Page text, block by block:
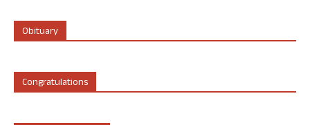
Obituary
Congratulations